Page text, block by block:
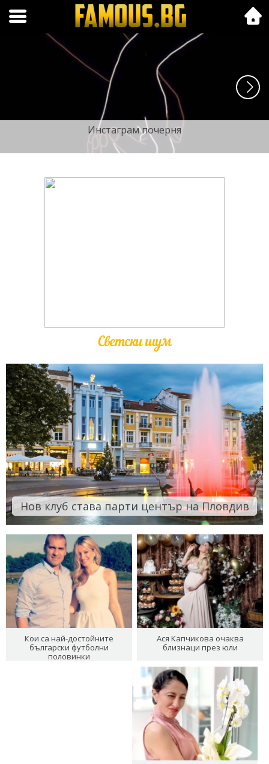
Folk.bg
Инстаграм почерня
Светски шум
Нов клуб става парти център на Пловдив
Кои са най-достойните
български футболни
половинки
Ася Капчикова очаква
близнаци през юли